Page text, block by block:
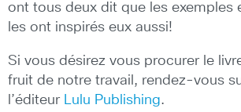
ont tous deux dit que les exemples
les ont inspirés eux aussi!
Si vous désirez vous procurer le
fruit de notre travail, rendez-vous
l’éditeur Lulu Publishing.